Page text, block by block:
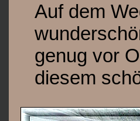
Auf dem
genug vor
diesem